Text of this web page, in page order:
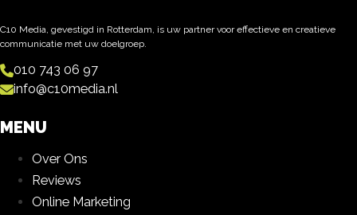
C10 Media, gevestigd in Rotterdam, is uw partner voor effectieve en creatieve
communicatie met uw doelgroep.
010 743 06 97
info@c10media.nl
MENU
Over Ons
Reviews
Online Marketing